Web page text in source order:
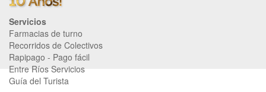
Servicios
Farmacias de turno
Recorridos de Colectivos
Rapipago - Pago fácil
Entre Ríos Servicios
Guía del Turista